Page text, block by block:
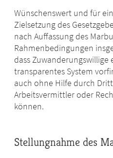
Wünschenswert und für
Zielsetzung des
nach Auffassung des
Rahmenbedingungen
dass Zuwanderungswillige
transparentes System
auch ohne Hilfe durch
Arbeitsvermittler oder
können.
Stellungnahme des